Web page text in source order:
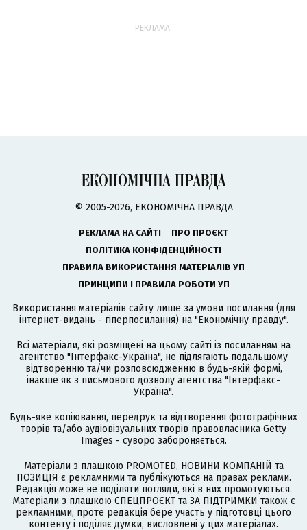
РЕКЛАМА:
© 2005-2026, ЕКОНОМІЧНА ПРАВДА
РЕКЛАМА НА САЙТІ
ПРО ПРОЄКТ
ПОЛІТИКА КОНФІДЕНЦІЙНОСТІ
ПРАВИЛА ВИКОРИСТАННЯ МАТЕРІАЛІВ УП
ПРИНЦИПИ І ПРАВИЛА РОБОТИ УП
Використання матеріалів сайту лише за умови посилання (для
інтернет-видань - гіперпосилання) на "Економічну правду".
Всі матеріали, які розміщені на цьому сайті із посиланням на
агентство "Інтерфакс-Україна", не підлягають подальшому
відтворенню та/чи розповсюдженню в будь-якій формі,
інакше як з письмового дозволу агентства "Інтерфакс-
Україна".
Будь-яке копіювання, передрук та відтворення фотографічних
творів та/або аудіовізуальних творів правовласника Getty
Images - суворо забороняється.
Матеріали з плашкою PROMOTED, НОВИНИ КОМПАНІЙ та
ПОЗИЦІЯ є рекламними та публікуються на правах реклами.
Редакція може не поділяти погляди, які в них промотуються.
Матеріали з плашкою СПЕЦПРОЄКТ та ЗА ПІДТРИМКИ також є
рекламними, проте редакція бере участь у підготовці цього
контенту і поділяє думки, висловлені у цих матеріалах.